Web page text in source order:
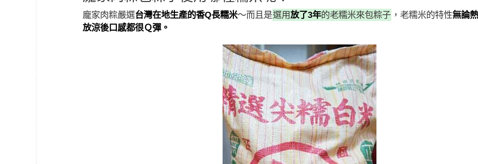
龐家肉粽嚴選台灣在地生產的香Q長糯米～而且是選用放了3年的老糯米來包粽子 ，老糯米的特性無論
放涼後口感都很Ｑ彈。